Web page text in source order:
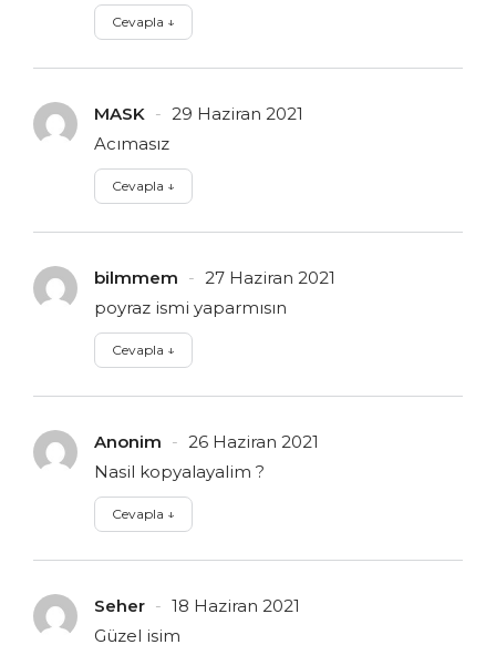
Cevapla ↓
MASK
29 Haziran 2021
Acımasız
Cevapla ↓
bilmmem
27 Haziran 2021
poyraz ismi yaparmısın
Cevapla ↓
Anonim
26 Haziran 2021
Nasil kopyalayalim ?
Cevapla ↓
Seher
18 Haziran 2021
Güzel isim